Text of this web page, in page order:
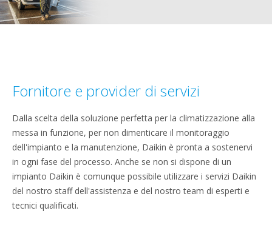
Fornitore e provider di servizi
Dalla scelta della soluzione perfetta per la climatizzazione alla
messa in funzione, per non dimenticare il monitoraggio
dell'impianto e la manutenzione, Daikin è pronta a sostenervi
in ogni fase del processo. Anche se non si dispone di un
impianto Daikin è comunque possibile utilizzare i servizi Daikin
del nostro staff dell'assistenza e del nostro team di esperti e
tecnici qualificati.